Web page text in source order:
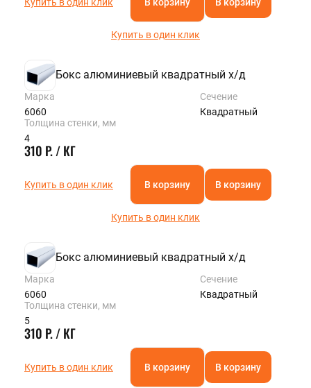
Купить в один клик
Бокс алюминиевый квадратный х/д
Марка
6060
Сечение
Квадратный
Толщина стенки, мм
4
310 Р. / КГ
Купить в один клик В корзину В корзину
Купить в один клик
Бокс алюминиевый квадратный х/д
Марка
6060
Сечение
Квадратный
Толщина стенки, мм
5
310 Р. / КГ
Купить в один клик В корзину В корзину